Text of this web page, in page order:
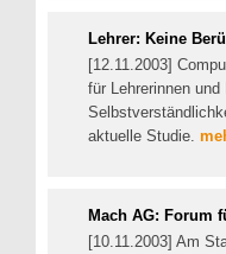
Lehrer: Keine
[12.11.2003]
für Lehrerinnen
aktuelle Studie.
Mach AG: Forum
[10.11.2003] Am